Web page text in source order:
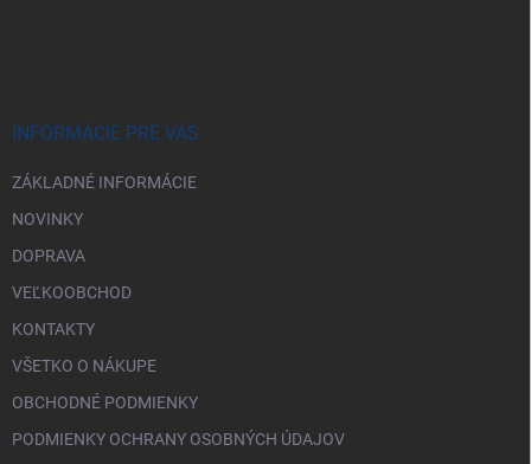
INFORMÁCIE PRE VÁS
ZÁKLADNÉ INFORMÁCIE
NOVINKY
DOPRAVA
VEĽKOOBCHOD
KONTAKTY
VŠETKO O NÁKUPE
OBCHODNÉ PODMIENKY
PODMIENKY OCHRANY OSOBNÝCH ÚDAJOV